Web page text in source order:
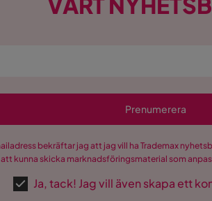
Prenumerera
bekräftar jag att jag vill ha Trademax
kunna skicka marknadsföringsmaterial som
Ja, tack! Jag vill även skapa ett